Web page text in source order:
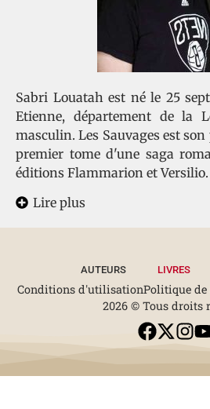
Sabri Louatah est né le 25
Etienne, département de la
masculin. Les Sauvages est
premier tome d'une saga
éditions Flammarion et Versilio.
Lire plus
AUTEURS LIVRES
Conditions d'utilisationPolitique
2026 © Tous droits